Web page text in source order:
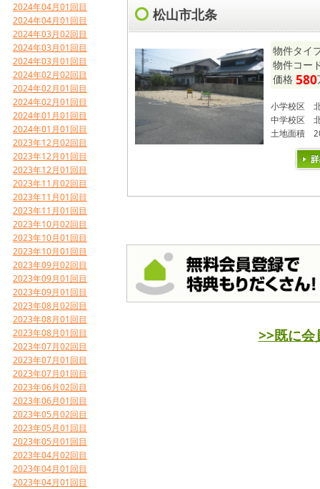
2024年04月01回目
2024年04月01回目
2024年03月02回目
2024年03月01回目
2024年03月01回目
2024年02月02回目
2024年02月01回目
2024年02月01回目
2024年01月01回目
2024年01月01回目
2023年12月02回目
2023年12月01回目
2023年12月01回目
2023年11月02回目
2023年11月01回目
2023年11月01回目
2023年10月02回目
2023年10月01回目
2023年10月01回目
2023年09月02回目
2023年09月01回目
2023年09月01回目
2023年08月02回目
2023年08月01回目
2023年08月01回目
2023年07月02回目
2023年07月01回目
2023年07月01回目
2023年06月02回目
2023年06月01回目
2023年05月02回目
2023年05月01回目
2023年05月01回目
2023年04月02回目
2023年04月01回目
2023年04月01回目
松山市北条
物件タイ
物件コー
価格 580
小学校区
中学校区
土地面積
>>既に会